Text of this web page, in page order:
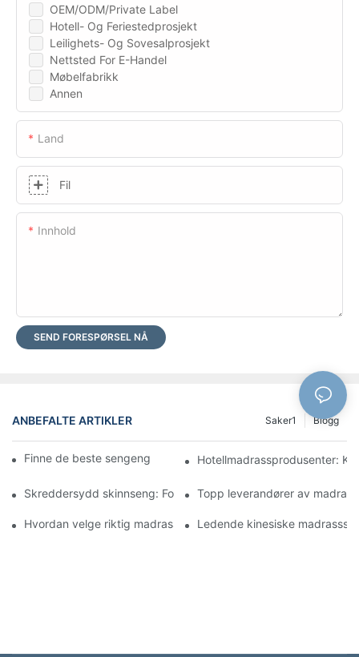
OEM/ODM/Private Label
Hotell- Og Feriestedprosjekt
Leilighets- Og Sovesalprosjekt
Nettsted For E-Handel
Møbelfabrikk
Annen
Land
Fil
Innhold
SEND FORESPØRSEL NÅ
ANBEFALTE ARTIKLER Blogg
Saker1
Finne de beste sengengrossistene for butikken din
Hotellmadrassprodusenter:
Skreddersydd skinnseng: Forvandle soverommet ditt til et
Topp leverandører av
Hvordan velge riktig madrassgrossist for bedriften din
Ledende kinesiske